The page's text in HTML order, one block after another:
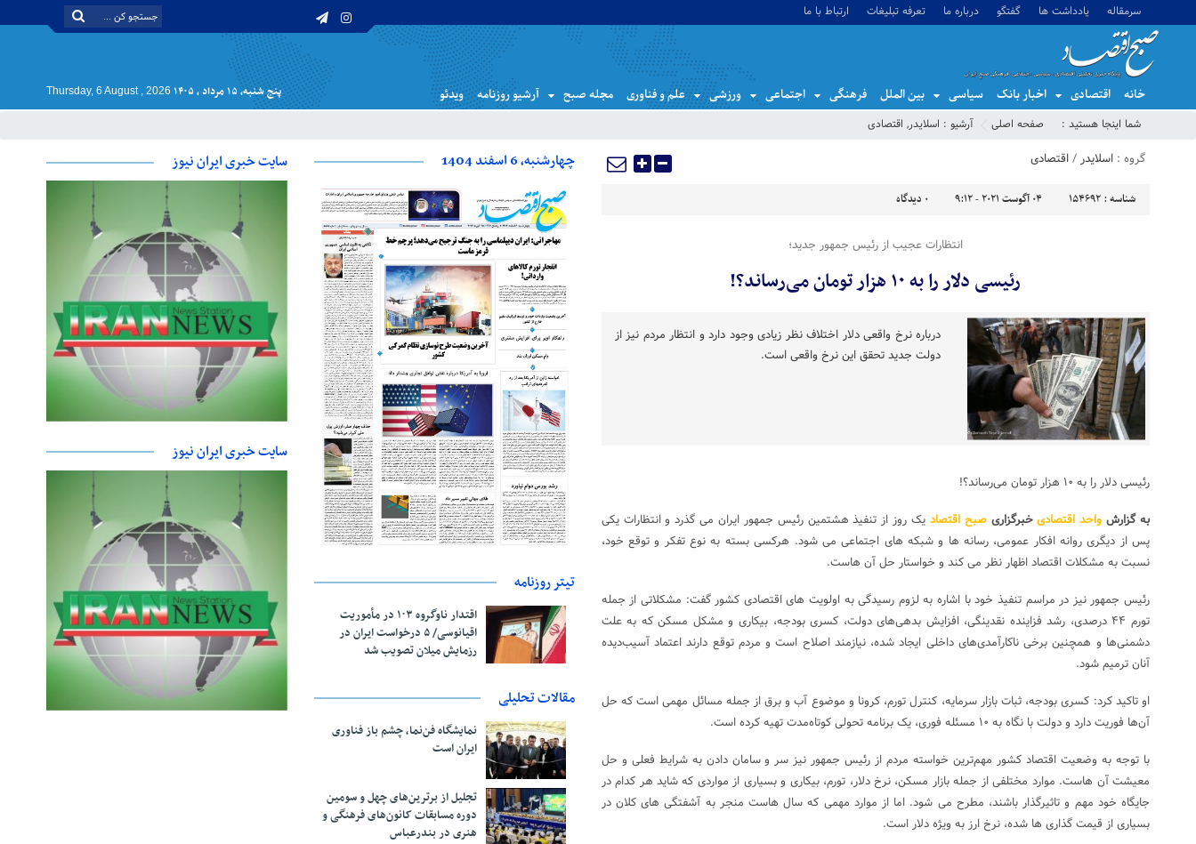
سرمقاله یادداشت ها گفتگو درباره ما تعرفه تبلیغات ارتباط با ما
خانه اقتصادی اخبار بانک سیاسی بین الملل فرهنگی اجتماعی ورزشی علم و فناوری مجله صبح آرشیو روزنامه ویدئو پنج شنبه, ۱۵ مرداد , ۱۴۰۵ Thursday, 6 August , 2026
شما اینجا هستید : صفحه اصلی آرشیو : اسلایدر, اقتصادی
گروه : اسلایدر/اقتصادی
شناسه : 154692 04 آگوست 2021 - 9:12 0 دیدگاه
انتظارات عجیب از رئیس جمهور جدید؛
رئیسی دلار را به ۱۰ هزار تومان می‌رساند؟!
درباره نرخ واقعی دلار اختلاف نظر زیادی وجود دارد و انتظار مردم نیز از
دولت جدید تحقق این نرخ واقعی است.
رئیسی دلار را به ۱۰ هزار تومان می‌رساند؟!
به گزارش واحد اقتصادی خبرگزاریصبح اقتصاد یک روز از تنفیذ هشتمین رئیس جمهور ایران می گذرد و انتظارات یکی
پس از دیگری روانه افکار عمومی، رسانه ها و شبکه های اجتماعی می شود. هرکسی بسته به نوع تفکر و توقع خود،
نسبت به مشکلات اقتصاد اظهار نظر می کند و خواستار حل آن هاست.
رئیس جمهور نیز در مراسم تنفیذ خود با اشاره به لزوم رسیدگی به اولویت های اقتصادی کشور گفت: مشکلاتی از جمله
تورم ۴۴ درصدی، رشد فزاینده نقدینگی، افزایش بدهی‌های دولت، کسری بودجه، بیکاری و مشکل مسکن که به علت
دشمنی‌ها و همچنین برخی ناکارآمدی‌های داخلی ایجاد شده، نیازمند اصلاح است و مردم توقع دارند اعتماد آسیب‌دیده
آنان ترمیم شود.
او تاکید کرد: کسری بودجه، ثبات بازار سرمایه، کنترل تورم، کرونا و موضوع آب و برق از جمله مسائل مهمی است که حل
آن‌ها فوریت دارد و دولت با نگاه به ۱۰ مسئله فوری، یک برنامه تحولی کوتاه‌مدت تهیه کرده است.
با توجه به وضعیت اقتصاد کشور مهم‌ترین خواسته مردم از رئیس جمهور نیز سر و سامان دادن به شرایط فعلی و حل
معیشت آن هاست. موارد مختلفی از جمله بازار مسکن، نرخ دلار، تورم، بیکاری و بسیاری از مواردی که شاید هر کدام در
جایگاه خود مهم و تاثیرگذار باشند، مطرح می شود. اما از موارد مهمی که سال هاست منجر به آشفتگی های کلان در
بسیاری از قیمت گذاری ها شده، نرخ ارز به ویژه دلار است.
چهارشنبه، 6 اسفند 1404
تیتر روزنامه
اقتدار ناوگروه ۱۰۳ در مأموریت‌
اقیانوسی/ ۵ درخواست ایران در
رزمایش میلان تصویب شد
مقالات تحلیلی
نمایشگاه فن‌نما، چشم باز فناوری
ایران است
تجلیل از بر‌ترین‌های چهل و سومین
دوره مسابقات کانون‌های فرهنگی و
هنری در بندرعباس
سایت خبری ایران نیوز
سایت خبری ایران نیوز